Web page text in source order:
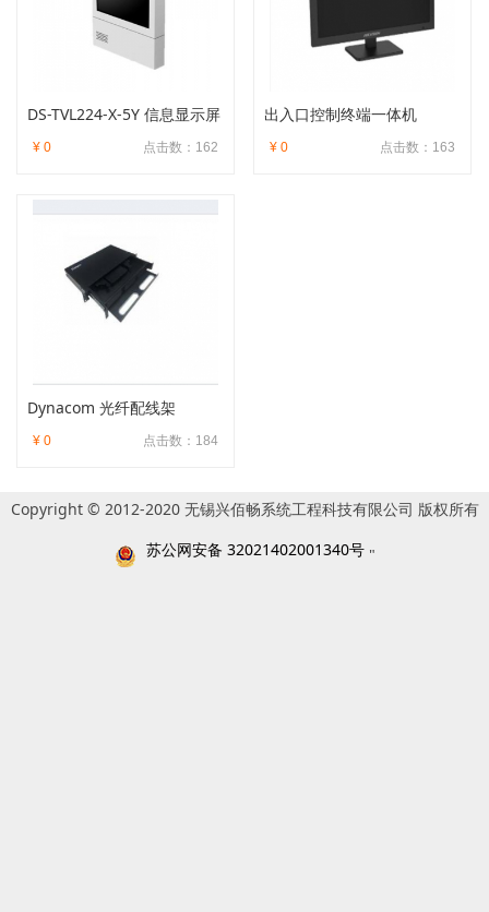
DS-TVL224-X-5Y 信息显示屏
点击数：162
¥ 0
出入口控制终端一体机
点击数：163
¥ 0
Dynacom 光纤配线架
点击数：184
¥ 0
Copyright © 2012-2020 无锡兴佰畅系统工程科技有限公司 版权所有
苏公网安备 32021402001340号"